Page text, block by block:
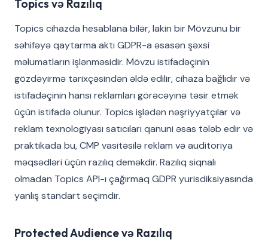
Topics və Razılıq
Topics cihazda hesablana bilər, lakin bir Mövzunu bir
səhifəyə qaytarma aktı GDPR-a əsasən şəxsi
məlumatların işlənməsidir. Mövzu istifadəçinin
gözdəyirmə tarixçəsindən əldə edilir, cihaza bağlıdır və
istifadəçinin hansı reklamları görəcəyinə təsir etmək
üçün istifadə olunur. Topics işlədən nəşriyyatçılar və
reklam texnologiyası satıcıları qanuni əsas tələb edir və
praktikada bu, CMP vasitəsilə reklam və auditoriya
məqsədləri üçün razılıq deməkdir. Razılıq siqnalı
olmadan Topics API-ı çağırmaq GDPR yurisdiksiyasında
yanlış standart seçimdir.
Protected Audience və Razılıq